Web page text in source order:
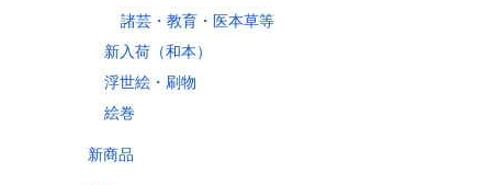
諸芸・教育・医本草等
新入荷（和本）
浮世絵・刷物
絵巻
新商品